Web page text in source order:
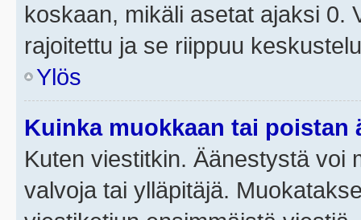
koskaan, mikäli asetat ajaksi 0.
rajoitettu ja se riippuu
Ylös
Kuinka muokkaan tai poistan
Kuten viestitkin. Äänestystä voi
valvoja tai ylläpitäjä.